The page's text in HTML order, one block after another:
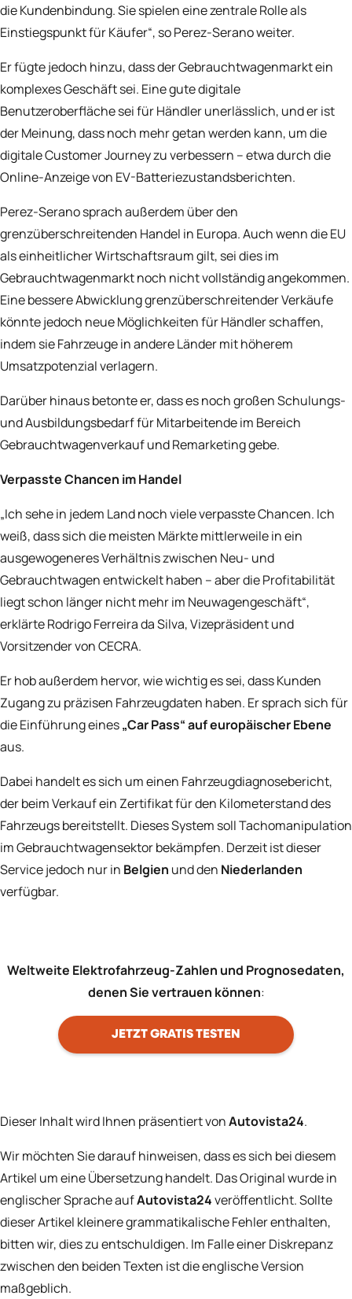
die Kundenbindung. Sie spielen eine zentrale Rolle als
Einstiegspunkt für Käufer“, so Perez-Serano weiter.
Er fügte jedoch hinzu, dass der Gebrauchtwagenmarkt ein
komplexes Geschäft sei. Eine gute digitale
Benutzeroberfläche sei für Händler unerlässlich, und er ist
der Meinung, dass noch mehr getan werden kann, um die
digitale Customer Journey zu verbessern – etwa durch die
Online-Anzeige von EV-Batteriezustandsberichten.
Perez-Serano sprach außerdem über den
grenzüberschreitenden Handel in Europa. Auch wenn die EU
als einheitlicher Wirtschaftsraum gilt, sei dies im
Gebrauchtwagenmarkt noch nicht vollständig angekommen.
Eine bessere Abwicklung grenzüberschreitender Verkäufe
könnte jedoch neue Möglichkeiten für Händler schaffen,
indem sie Fahrzeuge in andere Länder mit höherem
Umsatzpotenzial verlagern.
Darüber hinaus betonte er, dass es noch großen Schulungs-
und Ausbildungsbedarf für Mitarbeitende im Bereich
Gebrauchtwagenverkauf und Remarketing gebe.
Verpasste Chancen im Handel
„Ich sehe in jedem Land noch viele verpasste Chancen. Ich
weiß, dass sich die meisten Märkte mittlerweile in ein
ausgewogeneres Verhältnis zwischen Neu- und
Gebrauchtwagen entwickelt haben – aber die Profitabilität
liegt schon länger nicht mehr im Neuwagengeschäft“,
erklärte Rodrigo Ferreira da Silva, Vizepräsident und
Vorsitzender von CECRA.
Er hob außerdem hervor, wie wichtig es sei, dass Kunden
Zugang zu präzisen Fahrzeugdaten haben. Er sprach sich für
die Einführung eines„Car Pass“ auf europäischer Ebene
aus.
Dabei handelt es sich um einen Fahrzeugdiagnosebericht,
der beim Verkauf ein Zertifikat für den Kilometerstand des
Fahrzeugs bereitstellt. Dieses System soll Tachomanipulation
im Gebrauchtwagensektor bekämpfen. Derzeit ist dieser
Service jedoch nur in Belgien und den Niederlanden
verfügbar.
Weltweite Elektrofahrzeug-Zahlen und Prognosedaten,
denen Sie vertrauen können:
JETZT GRATIS TESTEN
Dieser Inhalt wird Ihnen präsentiert vonAutovista24.
Wir möchten Sie darauf hinweisen, dass es sich bei diesem
Artikel um eine Übersetzung handelt. Das Original wurde in
englischer Sprache aufAutovista24veröffentlicht. Sollte
dieser Artikel kleinere grammatikalische Fehler enthalten,
bitten wir, dies zu entschuldigen. Im Falle einer Diskrepanz
zwischen den beiden Texten ist die englische Version
maßgeblich.